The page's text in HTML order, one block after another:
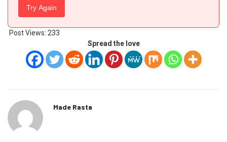
Try Again
Post Views: 233
Spread the love
Made Rasta